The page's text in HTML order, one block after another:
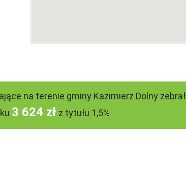
na terenie gminy Kazimierz Dolny
3 624 zł z tytułu 1,5%